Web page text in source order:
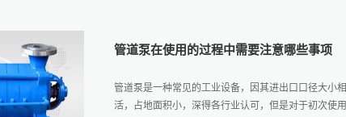
找平底座的时候就可以不必将水泵和电机拆卸下来，
泵体，所以，应该避免将管路安装在泵上面，以便因
紧，以免因为水泵在起动运行之时所发生的巨烈振动
管道泵在使用的过程中需要注意哪些事项
管道泵是一种常见的工业设备，因其进出口口径大小
活，占地面积小，深得各行业认可，但是对于初次使